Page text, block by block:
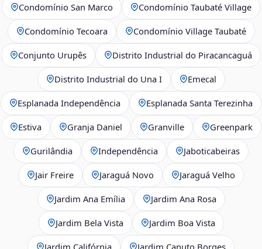
Condomínio San Marco Condomínio Taubaté Village
Condomínio Tecoara Condomínio Village Taubaté
Conjunto Urupês Distrito Industrial do Piracancaguá
Distrito Industrial do Una I Emecal
Esplanada Independência Esplanada Santa Terezinha
Estiva Granja Daniel Granville Greenpark
Gurilândia Independência Jaboticabeiras
Jair Freire Jaraguá Novo Jaraguá Velho
Jardim Ana Emília Jardim Ana Rosa
Jardim Bela Vista Jardim Boa Vista
Jardim Califórnia Jardim Canuto Borges